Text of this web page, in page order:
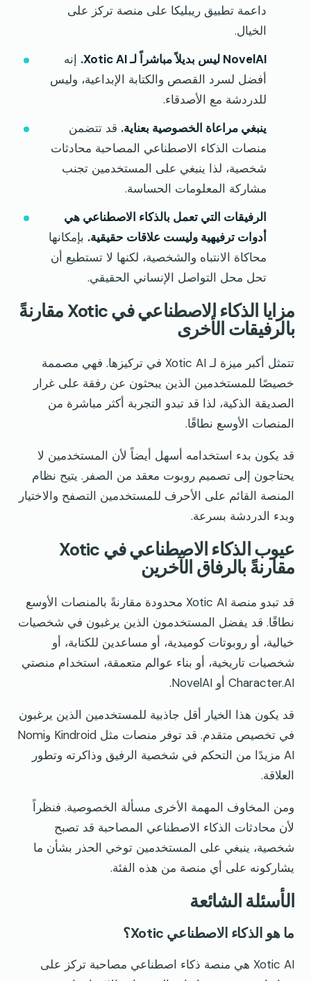
داعمة تطبيق ريبليكا على منصة تركز على
الخيال.
NovelAI ليس بديلاً مباشراً لـ Xotic AI.
إنه
أفضل لسرد القصص والكتابة الإبداعية، وليس
للدردشة مع الأصدقاء.
ينبغي مراعاة الخصوصية بعناية. قد تتضمن
منصات الذكاء الاصطناعي المصاحبة محادثات
شخصية، لذا ينبغي على المستخدمين تجنب
مشاركة المعلومات الحساسة.
الرفيقات التي تعمل بالذكاء الاصطناعي هي
أدوات ترفيهية وليست علاقات حقيقية. بإمكانها
محاكاة الانتباه والشخصية، لكنها لا تستطيع أن
تحل محل التواصل الإنساني الحقيقي.
مزايا الذكاء الاصطناعي في Xotic مقارنةً
بالرفيقات الأخرى
تتمثل أكبر ميزة لـ Xotic AI في تركيزها. فهي مصممة
خصيصًا للمستخدمين الذين يبحثون عن رفقة على غرار
الصديقة الذكية، لذا قد تبدو التجربة أكثر مباشرة من
المنصات الأوسع نطاقًا.
قد يكون بدء استخدامه أسهل أيضاً لأن المستخدمين لا
يحتاجون إلى تصميم روبوت معقد من الصفر. يتيح نظام
المنصة القائم على الأحرف للمستخدمين التصفح والاختيار
وبدء الدردشة بسرعة.
عيوب الذكاء الاصطناعي في Xotic
مقارنةً بالرفاق الآخرين
قد تبدو منصة Xotic AI محدودة مقارنةً بالمنصات الأوسع
نطاقًا. قد يفضل المستخدمون الذين يرغبون في شخصيات
خيالية، أو روبوتات كوميدية، أو مساعدين للكتابة، أو
شخصيات تاريخية، أو بناء عوالم متعمقة، استخدام منصتي
Character.AI أو NovelAI.
قد يكون هذا الخيار أقل جاذبية للمستخدمين الذين يرغبون
في تخصيص متقدم. قد توفر منصات مثل Kindroid وNomi
AI مزيدًا من التحكم في شخصية الرفيق وذاكرته وتطور
العلاقة.
ومن المخاوف المهمة الأخرى مسألة الخصوصية. فنظراً
لأن محادثات الذكاء الاصطناعي المصاحبة قد تصبح
شخصية، ينبغي على المستخدمين توخي الحذر بشأن ما
يشاركونه على أي منصة من هذه الفئة.
الأسئلة الشائعة
ما هو الذكاء الاصطناعي Xotic؟
Xotic AI هي منصة ذكاء اصطناعي مصاحبة تركز على